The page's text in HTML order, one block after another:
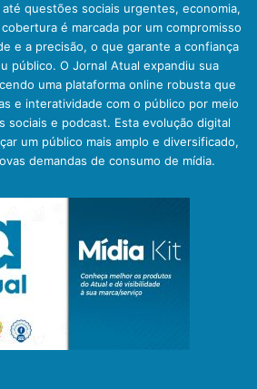
questões sociais urgentes, economia,
é marcada por um compromisso
e a precisão, o que garante a confiança
público. O Jornal Atual expandiu sua
uma plataforma online robusta que
e interatividade com o público por meio
sociais e podcast. Esta evolução digital
um público mais amplo e diversificado,
demandas de consumo de mídia.